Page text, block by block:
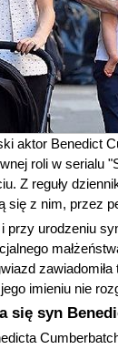
aktor Benedict
roli w serialu
Z reguły
się z nim, przez
i przy urodzeniu
imieniu nie
się syn